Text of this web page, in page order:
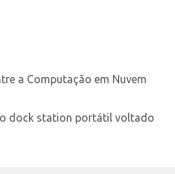
a Computação em Nuvem
dock station portátil voltado